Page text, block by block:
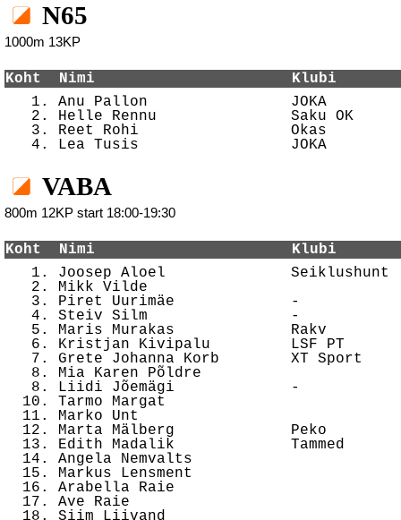
N65
1000m 13KP
Koht  Nimi                      Klubi
1. Anu Pallon                JOKA
2. Helle Rennu               Saku OK
3. Reet Rohi                 Okas
VABA
800m 12KP start 18:00-19:30
Koht  Nimi                      Klubi
1. Joosep Aloel              Seiklushunt
2. Mikk Vilde
3. Piret Uurimäe             -
4. Steiv Silm                -
5. Maris Murakas             Rakv
6. Kristjan Kivipalu         LSF PT
7. Grete Johanna Korb        XT Sport
8. Mia Karen Põldre
8. Liidi Jõemägi             -
10. Tarmo Margat
11. Marko Unt
12. Marta Mälberg             Peko
13. Edith Madalik             Tammed
14. Angela Nemvalts
15. Markus Lensment
16. Arabella Raie
17. Ave Raie
18. Siim Liivand